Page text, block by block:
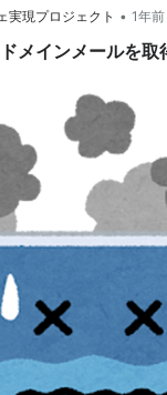
局１時間ほど奮闘して
、以下が分かった ①
実現プロジェクト • 1年前
メインメールを取